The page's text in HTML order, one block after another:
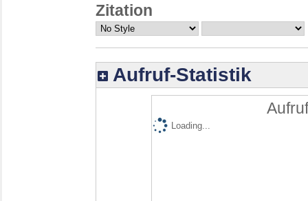
Zitation
Aufruf-Statistik
Loading...